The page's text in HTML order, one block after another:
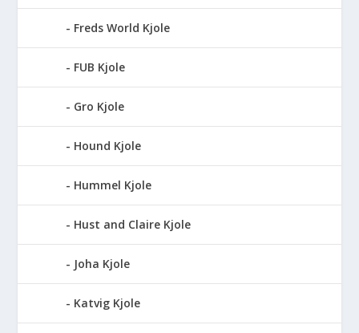
Freds World Kjole
FUB Kjole
Gro Kjole
Hound Kjole
Hummel Kjole
Hust and Claire Kjole
Joha Kjole
Katvig Kjole